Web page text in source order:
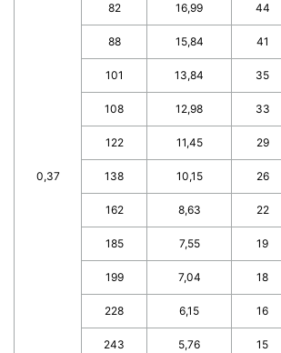
0,37
82 16,99 44
88 15,84 41
101 13,84 35
108 12,98 33
122 11,45 29
138 10,15 26
162 8,63 22
185 7,55 19
199 7,04 18
228 6,15 16
243 5,76 15